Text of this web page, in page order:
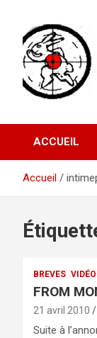
contenu
musiques
concert lyon
ACCUEIL
Accueil
BREVES
FROM
21 avril 2010
Suite à